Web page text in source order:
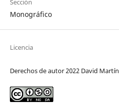
Monográfico
Licencia
Derechos de autor 2022 David Martín